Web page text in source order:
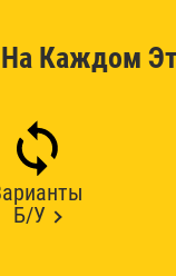
Каждом
Б/У